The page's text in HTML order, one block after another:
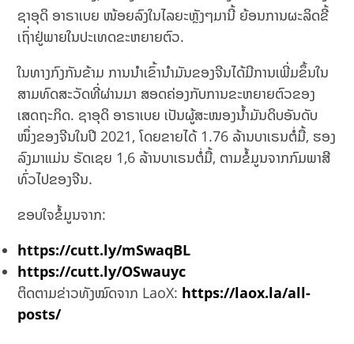
ຊາອຸດິ ອາຣາເບຍ ໜ້ອຍ​ລົງ​ໃນ​ໄລຍະຫຼັງໆມານີ້ ຍ້ອນ​ການ​ຜະລິດ​ຂີ້​
ເຖົ່າ​ຢູ່​ພາຍ​ໃນ​ປະ​ເທດ​ຂະຫຍາຍຕົວ.
ໃນທາງກົງກັນຂ້າມ ການນຳເຂົ້ານຳມັນຂອງຈີນໄດ້ມີການ​ເພີ່ມ​ຂຶ້ນ​ໃນ​
ສາມ​ທົດ​ສະ​ວັດ​ທີ່​ຜ່ານ​ມາ ສອດຄ່ອງ​ກັບ​ການ​ຂະຫຍາຍຕົວ​ຂອງ​
ເສດຖະກິດ. ຊາ​ອຸ​ດິ ອາ​ຣາ​ເບຍ ເປັນ​ຜູ້​ສະ​ໜອງ​ນ້ຳ​ມັນ​ດິບ​ອັນ​ດັບ​
ໜຶ່ງ​ຂອງ​ຈີນ​ໃນ​ປີ 2021, ໂດຍຂາຍ​ໄດ້ 1.76 ລ້ານ​ບາ​ເຣນ​ຕໍ່​ມື້, ຮອງ​
ລົງ​ມາ​ແມ່ນ ຣັດ​ເຊຍ 1,6 ລ້ານ​ບາ​ເຣນ​ຕໍ່​ມື້, ຕາມ​ຂໍ້​ມູນ​ຈາກ​ກົມ​ພາ​ສີ​
ທົ່ວ​ໄປ​ຂອງ​ຈີນ.
ຂອບໃຈຂໍ້ມູນຈາກ:
https://cutt.ly/mSwaqBL
https://cutt.ly/OSwauyc
ຕິດຕາມຂ່າວທັງໝົດຈາກ LaoX: https://laox.la/all-
posts/